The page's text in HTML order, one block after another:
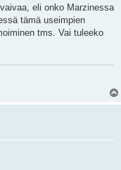
eli onko Marzinessa
tämä useimpien
tms. Vai tuleeko